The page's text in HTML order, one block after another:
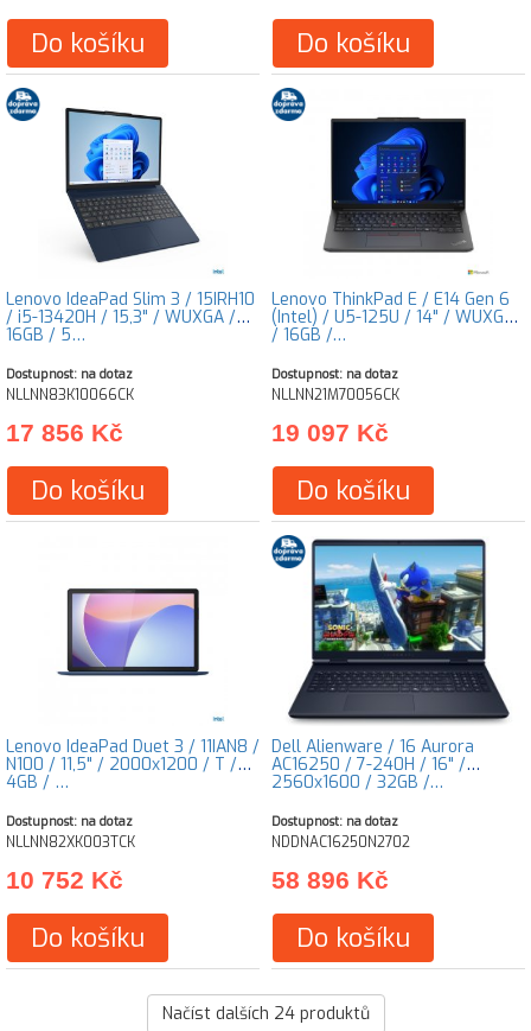
Do košíku Do košíku
Lenovo IdeaPad Slim 3 / 15IRH10
/ i5-13420H / 15,3" / WUXGA /
16GB / 5…
Dostupnost: na dotaz
NLLNN83K10066CK
17 856 Kč
Do košíku
Lenovo ThinkPad E / E14 Gen 6
(Intel) / U5-125U / 14" / WUXGA
/ 16GB /…
Dostupnost: na dotaz
NLLNN21M70056CK
19 097 Kč
Do košíku
Lenovo IdeaPad Duet 3 / 11IAN8 /
N100 / 11,5" / 2000x1200 / T /
4GB / …
Dostupnost: na dotaz
NLLNN82XK003TCK
10 752 Kč
Do košíku
Dell Alienware / 16 Aurora
AC16250 / 7-240H / 16" /
2560x1600 / 32GB /…
Dostupnost: na dotaz
NDDNAC16250N2702
58 896 Kč
Do košíku
Načíst dalších 24produktů